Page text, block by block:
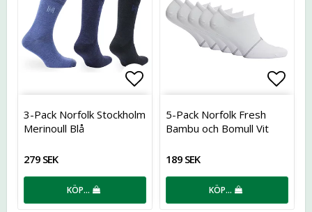
Lägg till i favoritlistan
3-Pack Norfolk Stockholm
Merinoull Blå
279 SEK
KÖP…
5-Pack Norfolk Fresh
Bambu och Bomull Vit
189 SEK
KÖP…